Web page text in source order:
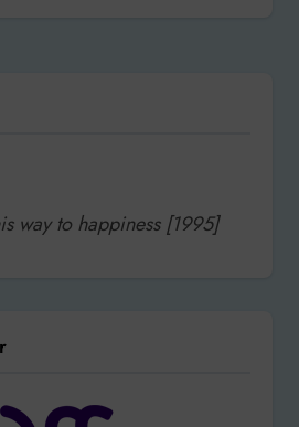
way to happiness [1995]